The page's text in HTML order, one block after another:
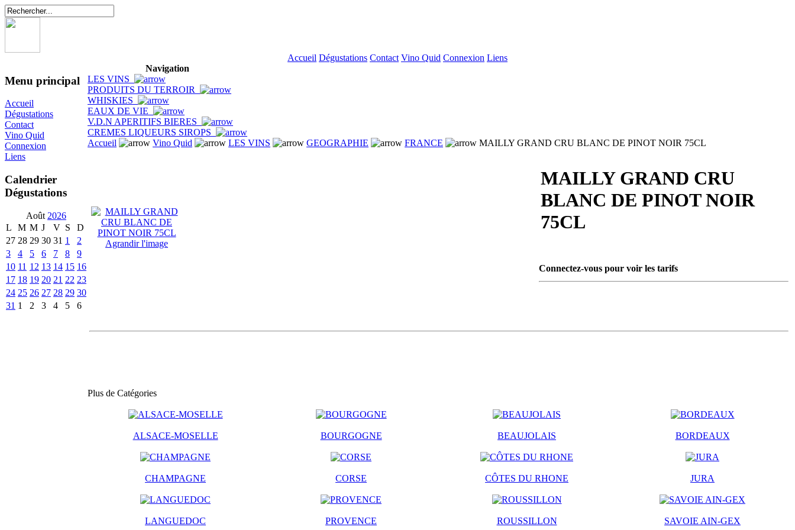
Accueil Dégustations Contact Vino Quid Connexion Liens
Menu principal
Accueil
Dégustations
Contact
Vino Quid
Connexion
Liens
Calendrier
Dégustations
Août 2026
L
M M J V S
D
27 28 29 30 31 1
2
3
4 5 6 7 8
9
10 11 12 13 14 15 16
17 18 19 20 21 22 23
24 25 26 27 28 29 30
31 1 2 3 4 5 6
Navigation
LES VINS
PRODUITS DU TERROIR
WHISKIES
EAUX DE VIE
V.D.N APERITIFS BIERES
CREMES LIQUEURS SIROPS
Accueil
Vino Quid LES VINS GEOGRAPHIE FRANCE MAILLY GRAND CRU BLANC DE PINOT NOIR 75CL
Agrandir l'image
MAILLY GRAND CRU
BLANC DE PINOT NOIR
75CL
Connectez-vous pour voir les tarifs
Plus de Catégories
ALSACE-MOSELLE BOURGOGNE BEAUJOLAIS BORDEAUX
CHAMPAGNE CORSE CÔTES DU RHONE JURA
LANGUEDOC PROVENCE ROUSSILLON SAVOIE AIN-GEX